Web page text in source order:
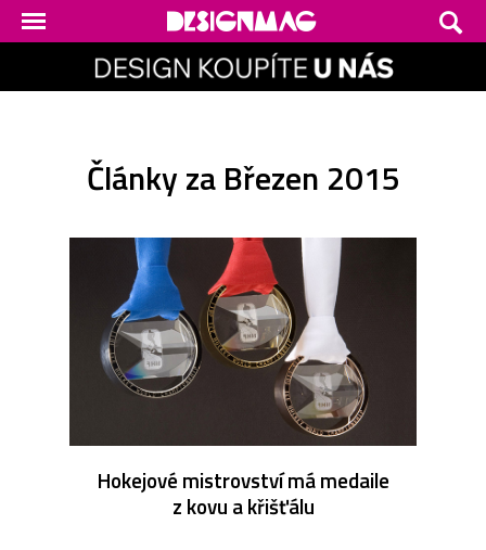
Články za Březen 2015
Hokejové mistrovství má medaile
z kovu a křišťálu